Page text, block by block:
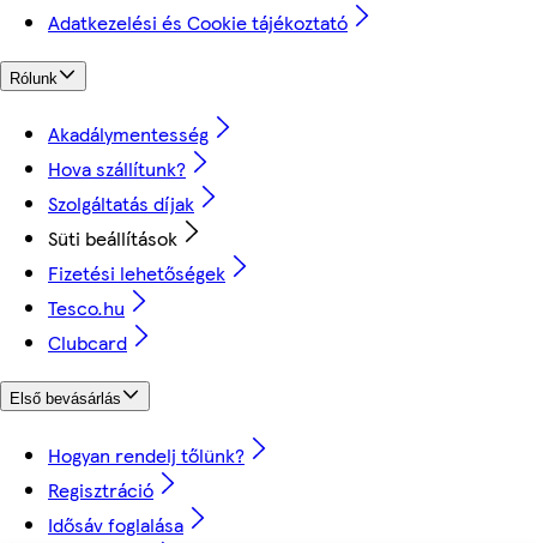
Adatkezelési és Cookie tájékoztató
Rólunk
Akadálymentesség
Hova szállítunk?
Szolgáltatás díjak
Süti beállítások
Fizetési lehetőségek
Tesco.hu
Clubcard
Első bevásárlás
Hogyan rendelj tőlünk?
Regisztráció
Idősáv foglalása